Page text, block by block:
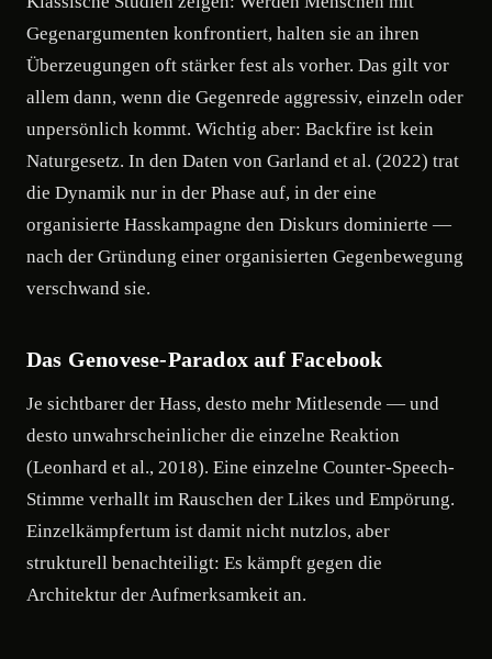
Gegenargumenten konfrontiert, halten sie an ihren
Überzeugungen oft stärker fest als vorher. Das gilt vor
allem dann, wenn die Gegenrede aggressiv, einzeln oder
unpersönlich kommt. Wichtig aber: Backfire ist kein
Naturgesetz. In den Daten von Garland et al. (2022) trat
die Dynamik nur in der Phase auf, in der eine
organisierte Hasskampagne den Diskurs dominierte —
nach der Gründung einer organisierten Gegenbewegung
verschwand sie.
Das Genovese-Paradox auf Facebook
Je sichtbarer der Hass, desto mehr Mitlesende — und
desto unwahrscheinlicher die einzelne Reaktion
(Leonhard et al., 2018). Eine einzelne Counter-Speech-
Stimme verhallt im Rauschen der Likes und Empörung.
Einzelkämpfertum ist damit nicht nutzlos, aber
strukturell benachteiligt: Es kämpft gegen die
Architektur der Aufmerksamkeit an.